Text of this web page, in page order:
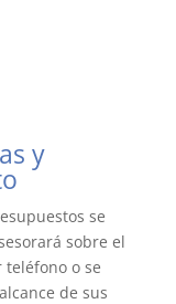
y
se
sobre el
o se
de sus